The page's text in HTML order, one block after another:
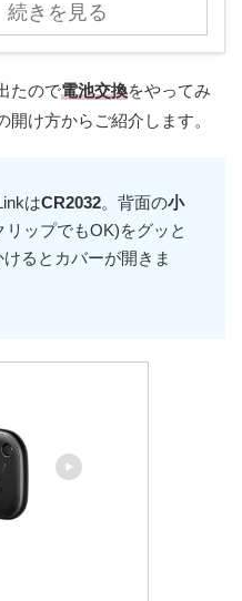
続きを見る
たので電池交換をやってみ
け方からご紹介します。
はCR2032。背面の小
ップでもOK)をグッと
るとカバーが開きま